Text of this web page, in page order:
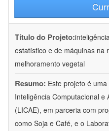
Título do Projeto:
estatístico e de máquinas na
melhoramento vegetal
Resumo: Este projeto é
Inteligência Computacional e
(LICAE), em parceria com
como Soja e Café, e o